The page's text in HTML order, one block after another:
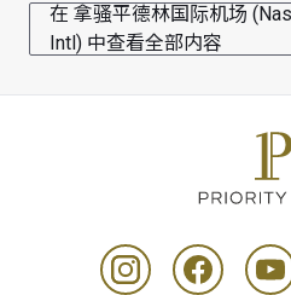
在 拿骚平德林国际机场
Intl) 中查看全部内容